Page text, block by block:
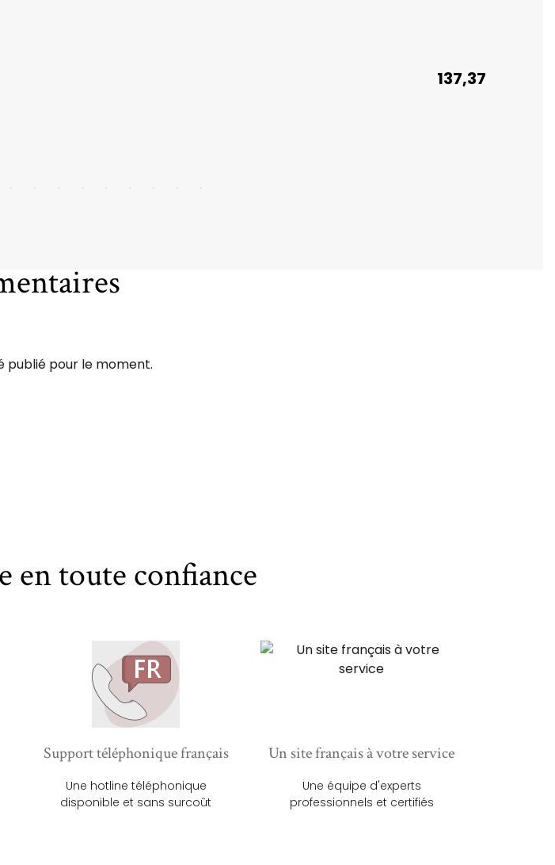
137,37
publié pour le moment.
en toute confiance
Support téléphonique français
Une hotline téléphonique
disponible et sans surcoût
Un site français à votre service
Une équipe d'experts
professionnels et certifiés